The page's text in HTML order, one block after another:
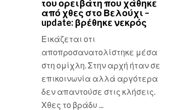
του ορειβάτη που χάθηκε
από χθες στο Βελούχι –
update: βρέθηκε νεκρός
Εικάζεται οτι
αποπροσανατολίστηκε μέσα
στη ομίχλη. Στην αρχή ήταν σε
επικοινωνία αλλά αργότερα
δεν απαντούσε στις κλήσεις.
Χθες το βράδυ ...